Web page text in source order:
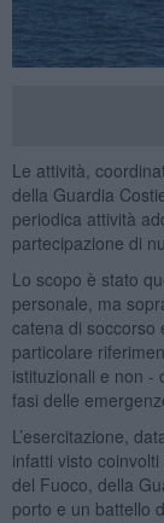
Le attività,
della Guardia
periodica attività
partecipazione di
Lo scopo è stato
personale, ma
catena di soccorso
particolare
istituzionali e non -
fasi delle
L’esercitazione,
infatti visto
del Fuoco, della
porto e un battello